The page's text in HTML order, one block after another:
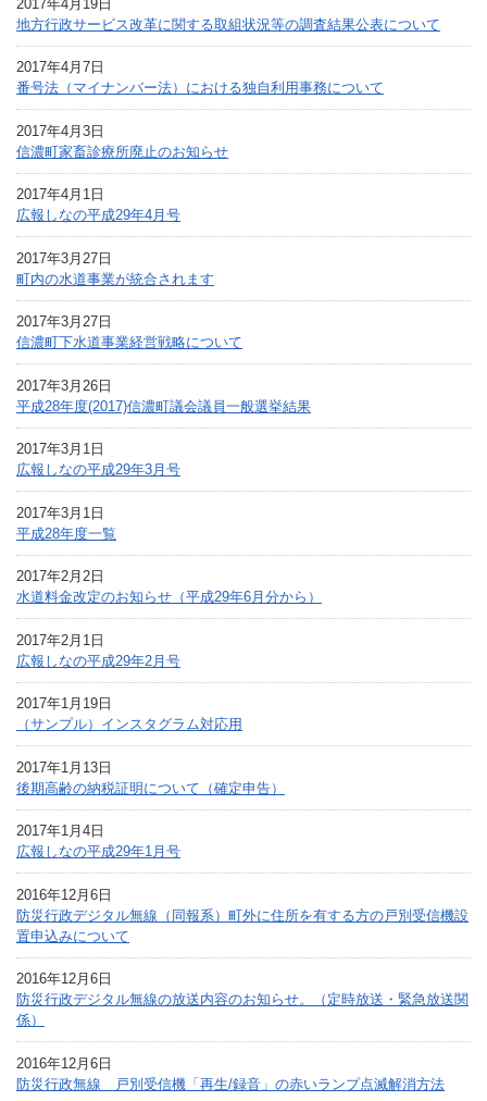
2017年4月19日
地方行政サービス改革に関する取組状況等の調査結果公表について
2017年4月7日
番号法（マイナンバー法）における独自利用事務について
2017年4月3日
信濃町家畜診療所廃止のお知らせ
2017年4月1日
広報しなの平成29年4月号
2017年3月27日
町内の水道事業が統合されます
2017年3月27日
信濃町下水道事業経営戦略について
2017年3月26日
平成28年度(2017)信濃町議会議員一般選挙結果
2017年3月1日
広報しなの平成29年3月号
2017年3月1日
平成28年度一覧
2017年2月2日
水道料金改定のお知らせ（平成29年6月分から）
2017年2月1日
広報しなの平成29年2月号
2017年1月19日
（サンプル）インスタグラム対応用
2017年1月13日
後期高齢の納税証明について（確定申告）
2017年1月4日
広報しなの平成29年1月号
2016年12月6日
防災行政デジタル無線（同報系）町外に住所を有する方の戸別受信機設
置申込みについて
2016年12月6日
防災行政デジタル無線の放送内容のお知らせ。（定時放送・緊急放送関
係）
2016年12月6日
防災行政無線 戸別受信機「再生/録音」の赤いランプ点滅解消方法